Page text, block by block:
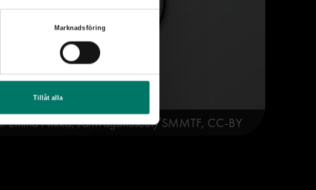
Marknadsföring
Tillåt alla
Emma Nikka, Järnvägsmuseet/SMMTF, CC-BY